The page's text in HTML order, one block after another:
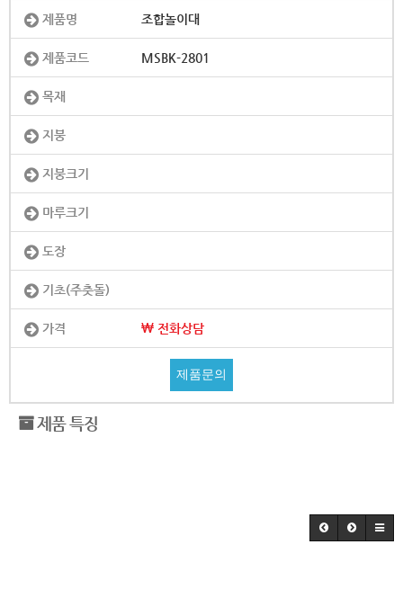
제품명 조합놀이대
제품코드 MSBK-2801
목재
지붕
지붕크기
마루크기
도장
기초(주춧돌)
가격 전화상담
제품문의
제품 특징